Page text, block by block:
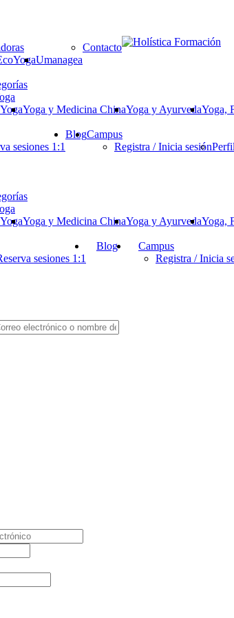
Umanagea
Contacto
Yoga y Medicina ChinaYoga y AyurvedaYoga,
sesiones 1:1
BlogCampus
Registra / Inicia sesión
Yoga y Medicina ChinaYoga y AyurvedaYoga,
sesiones 1:1
Blog
Campus
Registra / Inicia